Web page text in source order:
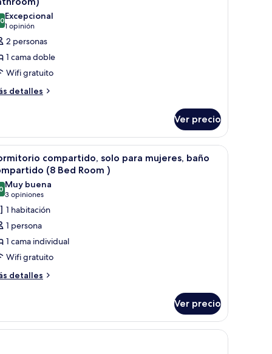
de 10
Excepcional
1 opinión
(1
opinión)
2 personas
1 cama doble
Wifi gratuito
detalles
Ver precio
y pared de ladrillo. Un dormitorio con literas metálicas blancas,
3
compartido, solo para mujeres, baño
(8 Bed Room )
de 10
Muy buena
3 opiniones
(3
opiniones)
1 habitación
1 persona
1 cama individual
Wifi gratuito
detalles
Ver precio
paredes de ladrillo blanco y una ventana con cortinas.